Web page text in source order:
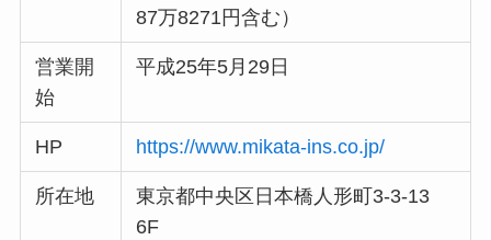
87万8271円含む）
営業開
始
平成25年5月29日
HP https://www.mikata-ins.co.jp/
所在地
東京都中央区日本橋人形町3-3-13
6F